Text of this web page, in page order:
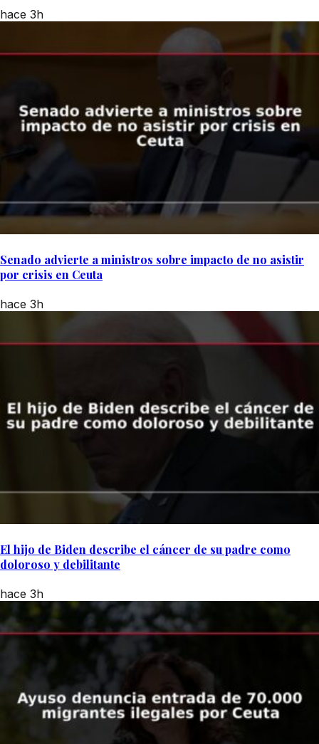
hace 3h
Senado advierte a ministros sobre impacto de no asistir
por crisis en Ceuta
hace 3h
El hijo de Biden describe el cáncer de su padre como
doloroso y debilitante
hace 3h